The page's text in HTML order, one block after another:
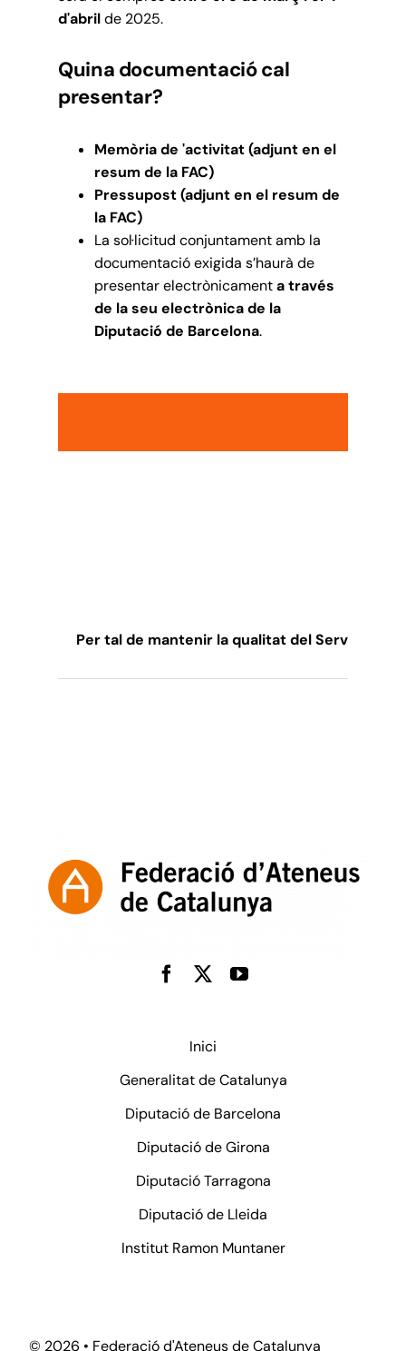
d'abrilde 2025.
Quina documentació cal
presentar?
Memòria de 'activitat (adjunt en el
resum de la FAC)
Pressupost (adjunt en el resum de
la FAC)
La sol·licitud conjuntament amb la
documentació exigida s’haurà de
presentar electrònicamenta través
de la seu electrònica de la
Diputació de Barcelona.
Per tal de mantenir la qualitat del Servei de
Inici
Generalitat de Catalunya
Diputació de Barcelona
Diputació de Girona
Diputació Tarragona
Diputació de Lleida
Institut Ramon Muntaner
© 2026 • Federació d'Ateneus de Catalunya